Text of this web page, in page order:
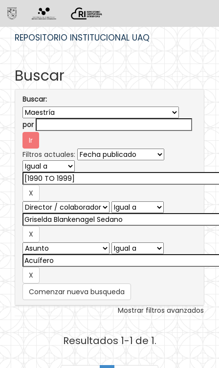
REPOSITORIO INSTITUCIONAL UAQ
Buscar
Buscar:
por
Filtros actuales:
Comenzar nueva busqueda
Mostrar filtros avanzados
Resultados 1-1 de 1.